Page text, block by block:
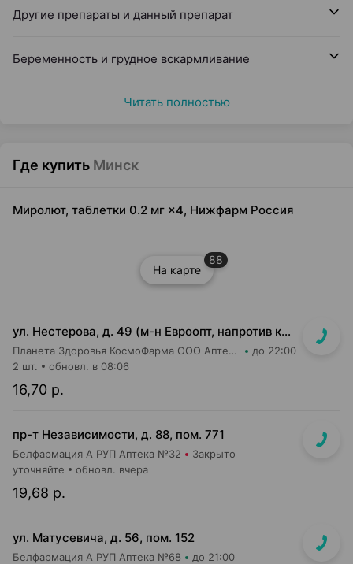
Другие препараты и данный препарат
Беременность и грудное вскармливание
Читать полностью
Где купить Минск
Миролют, таблетки 0.2 мг ×4, Нижфарм Россия
На карте
88
ул. Нестерова, д. 49 (м-н Евроопт, напротив касс)
Планета Здоровья КосмоФарма ООО Аптека №5 до 22:00
16,70 р.
2 шт. обновл. в 08:06
пр-т Независимости, д. 88, пом. 771
Белфармация А РУП Аптека №32 Закрыто
19,68 р.
уточняйте обновл. вчера
ул. Матусевича, д. 56, пом. 152
Белфармация А РУП Аптека №68 до 21:00